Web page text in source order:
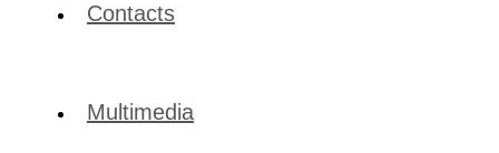
Contacts
Multimedia